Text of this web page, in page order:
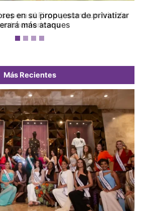
en su propuesta de privatizar
más ataques
Más Recientes